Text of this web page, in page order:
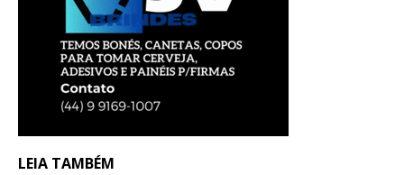
LEIA TAMBÉM